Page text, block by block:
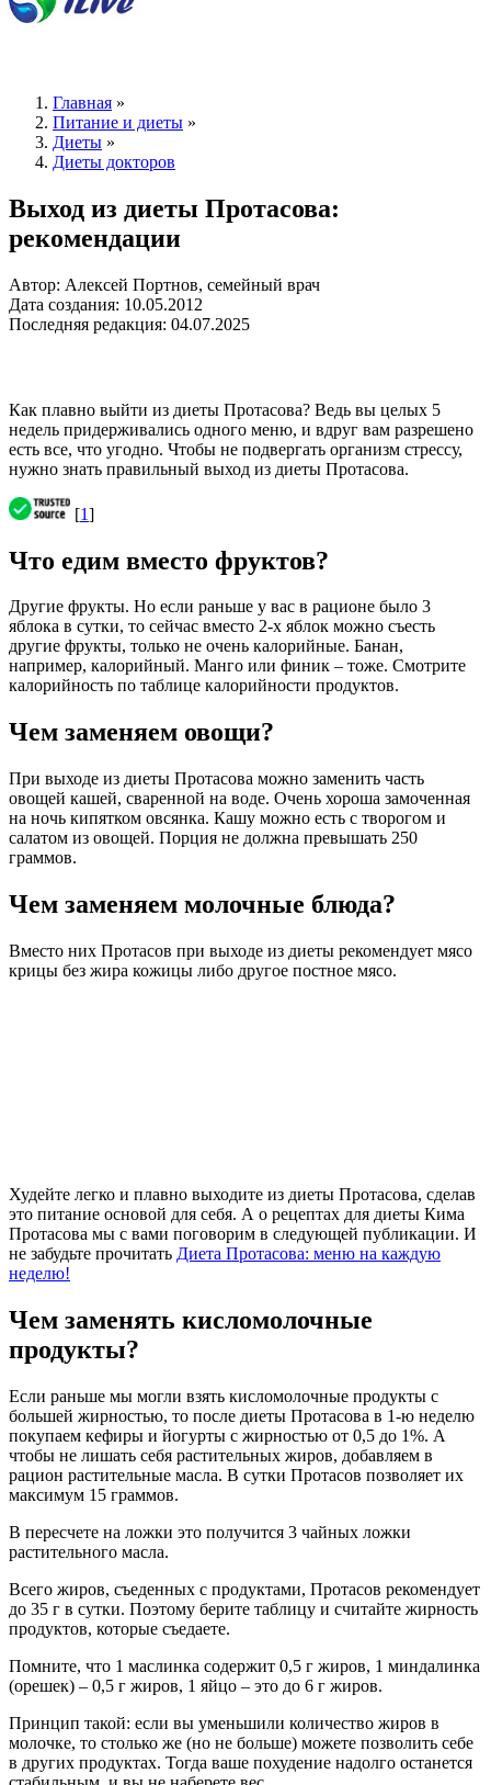
Главная »
Питание и диеты »
Диеты »
Диеты докторов
Выход из диеты Протасова:
рекомендации
Автор: Алексей Портнов, семейный врач
Дата создания: 10.05.2012
Последняя редакция: 04.07.2025
Как плавно выйти из диеты Протасова? Ведь вы целых 5
недель придерживались одного меню, и вдруг вам разрешено
есть все, что угодно. Чтобы не подвергать организм стрессу,
нужно знать правильный выход из диеты Протасова.
[1]
Что едим вместо фруктов?
Другие фрукты. Но если раньше у вас в рационе было 3
яблока в сутки, то сейчас вместо 2-х яблок можно съесть
другие фрукты, только не очень калорийные. Банан,
например, калорийный. Манго или финик – тоже. Смотрите
калорийность по таблице калорийности продуктов.
Чем заменяем овощи?
При выходе из диеты Протасова можно заменить часть
овощей кашей, сваренной на воде. Очень хороша замоченная
на ночь кипятком овсянка. Кашу можно есть с творогом и
салатом из овощей. Порция не должна превышать 250
граммов.
Чем заменяем молочные блюда?
Вместо них Протасов при выходе из диеты рекомендует мясо
крицы без жира кожицы либо другое постное мясо.
Худейте легко и плавно выходите из диеты Протасова, сделав
это питание основой для себя. А о рецептах для диеты Кима
Протасова мы с вами поговорим в следующей публикации. И
не забудьте прочитать Диета Протасова: меню на каждую
неделю!
Чем заменять кисломолочные
продукты?
Если раньше мы могли взять кисломолочные продукты с
большей жирностью, то после диеты Протасова в 1-ю неделю
покупаем кефиры и йогурты с жирностью от 0,5 до 1%. А
чтобы не лишать себя растительных жиров, добавляем в
рацион растительные масла. В сутки Протасов позволяет их
максимум 15 граммов.
В пересчете на ложки это получится 3 чайных ложки
растительного масла.
Всего жиров, съеденных с продуктами, Протасов рекомендует
до 35 г в сутки. Поэтому берите таблицу и считайте жирность
продуктов, которые съедаете.
Помните, что 1 маслинка содержит 0,5 г жиров, 1 миндалинка
(орешек) – 0,5 г жиров, 1 яйцо – это до 6 г жиров.
Принцип такой: если вы уменьшили количество жиров в
молочке, то столько же (но не больше) можете позволить себе
в других продуктах. Тогда ваше похудение надолго останется